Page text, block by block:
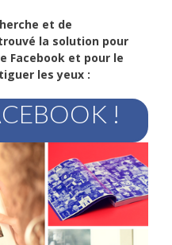
et de
la solution pour
Facebook et pour le
les yeux :
!